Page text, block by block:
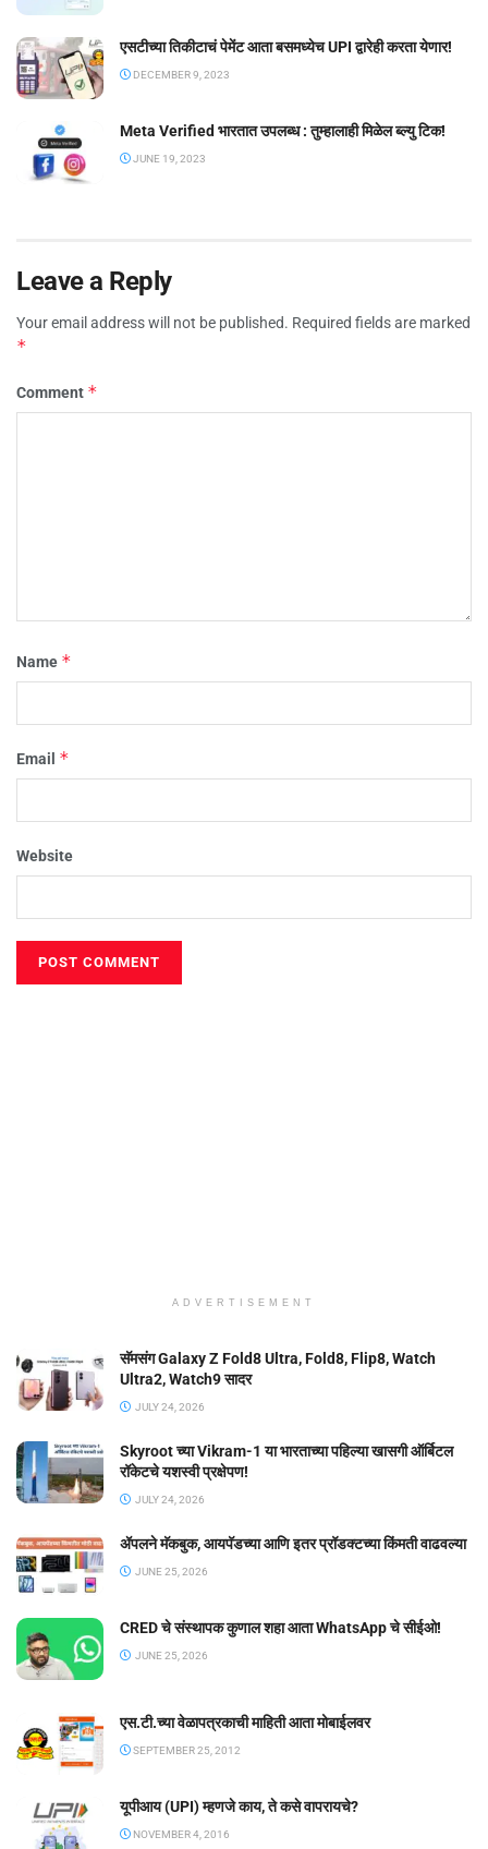
एसटीच्या तिकीटाचं पेमेंट आता बसमध्येच UPI द्वारेही करता येणार!
DECEMBER 9, 2023
Meta Verified भारतात उपलब्ध : तुम्हालाही मिळेल ब्ल्यु टिक!
JUNE 19, 2023
Leave a Reply
Your email address will not be published. Required fields are marked
*
Comment *
Name *
Email *
Website
ADVERTISEMENT
सॅमसंग Galaxy Z Fold8 Ultra, Fold8, Flip8, Watch
Ultra2, Watch9 सादर
JULY 24, 2026
Skyroot च्या Vikram-1 या भारताच्या पहिल्या खासगी ऑर्बिटल
रॉकेटचे यशस्वी प्रक्षेपण!
JULY 24, 2026
ॲपलने मॅकबुक, आयपॅडच्या आणि इतर प्रॉडक्टच्या किंमती वाढवल्या
JUNE 25, 2026
CRED चे संस्थापक कुणाल शहा आता WhatsApp चे सीईओ!
JUNE 25, 2026
एस.टी.च्या वेळापत्रकाची माहिती आता मोबाईलवर
SEPTEMBER 25, 2012
यूपीआय (UPI) म्हणजे काय, ते कसे वापरायचे?
NOVEMBER 4, 2016